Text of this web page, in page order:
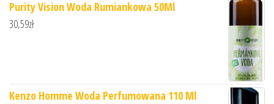
Purity Vision Woda Rumiankowa 50Ml
30,59zł
Kenzo Homme Woda Perfumowana 110 Ml